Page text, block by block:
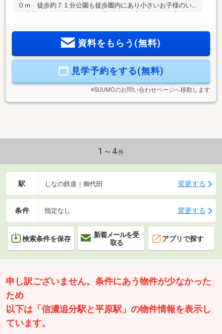
０ｍ 徒歩約７１分公園も徒歩圏内にあり小さいお子様のい
り、荷物が多い方も楽ちん♪■網戸・カーテン・照明・ＴＶア
ンテナ等はオプションとなります。当社は、宅地建物取引士
ーンのご心配ごとは当社へご相談ください！
資料をもらう(無料)
見学予約をする(無料)
※SUUMOのお問い合わせページへ移動します
1～4件
駅 しなの鉄道｜御代田 変更する
条件 指定なし 変更する
検索条件を保存
新着メールを受
取る
アプリで探す
申し訳ございません。条件にあう物件が少なかった
ため
以下は「信濃追分駅と平原駅」の物件情報を表示し
ています。